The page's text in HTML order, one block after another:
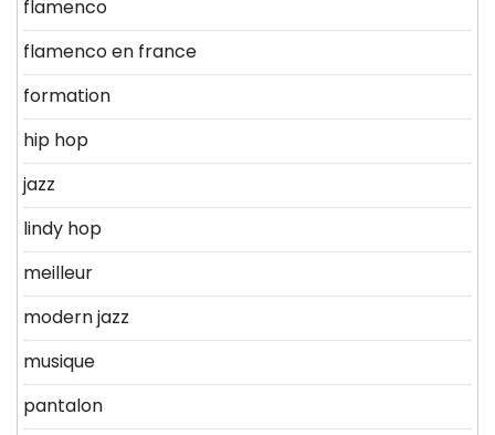
flamenco
flamenco en france
formation
hip hop
jazz
lindy hop
meilleur
modern jazz
musique
pantalon